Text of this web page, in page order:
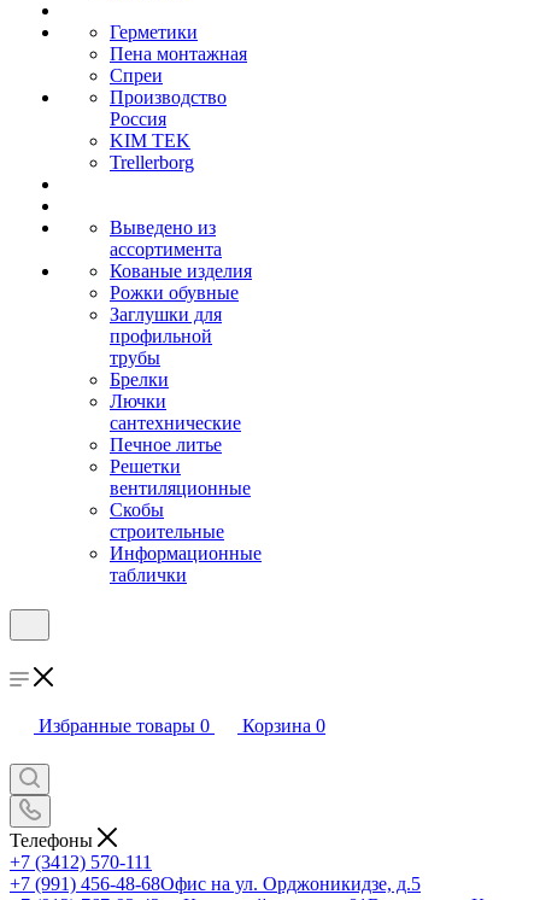
Герметики
Пена монтажная
Спреи
Производство
Россия
KIM TEK
Trellerborg
Выведено из
ассортимента
Кованые изделия
Рожки обувные
Заглушки для
профильной
трубы
Брелки
Лючки
сантехнические
Печное литье
Решетки
вентиляционные
Скобы
строительные
Информационные
таблички
Избранные товары 0 Корзина 0
Телефоны
+7 (3412) 570-111
+7 (991) 456-48-68Офис на ул. Орджоникидзе, д.5